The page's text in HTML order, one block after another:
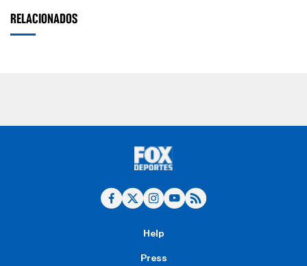
RELACIONADOS
Help
Press